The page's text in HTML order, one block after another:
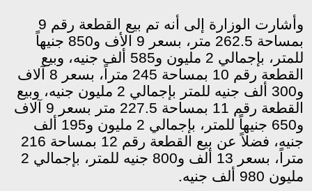
وأشارت الوزارة إلى أنه تم بيع القطعة رقم 9
بمساحة 262.5 متر، بسعر 9 الأف و850 جنيهاً
للمتر، بإجمالي 2 مليون و585 ألف جنيه، وبيع
القطعة رقم 10 بمساحة 245 متراً، بسعر 8 آلاف
و300 ألف جنيه للمتر بإجمالي 2 مليون جنيه، وبيع
القطعة رقم 11 بمساحة 227.5 متر بسعر 9 آلاف
و650 جنيهاً للمتر، بإجمالي 2 مليون و195 ألف
جنيه، فضلاً عن بيع القطعة رقم 12 بمساحة 216
متراً، بسعر 13 ألف و800 جنيه للمتر، بإجمالي 2
مليون 980 ألف جنيه
.